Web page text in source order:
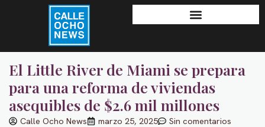
-
f
-
i
n
El Little River de Miami se prepara
para una reforma de viviendas
asequibles de $2.6 mil millones
Calle Ocho News marzo 25, 2025 Sin comentarios